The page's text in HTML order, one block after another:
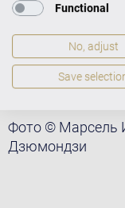
из биографии
участвуют
Хеншель и
Фото © Марсель
Дзюмондзи
Functional
No, adjust
Save